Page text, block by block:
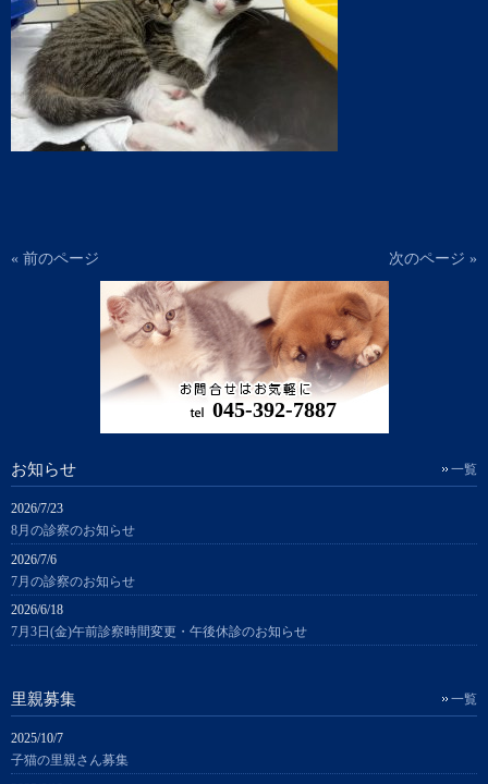
« 前のページ 次のページ »
045-392-7887
お知らせ 一覧
2026/7/23
8月の診察のお知らせ
2026/7/6
7月の診察のお知らせ
2026/6/18
7月3日(金)午前診察時間変更・午後休診のお知らせ
里親募集 一覧
2025/10/7
子猫の里親さん募集